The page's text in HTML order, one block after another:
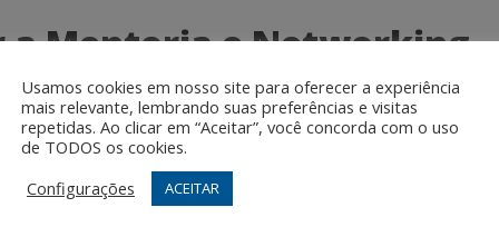
a Mentoria e Networking
em PMEs, é importante manter uma postura aberta e
constantemente novas oportunidades de crescimento e
Usamos cookies em nosso site para oferecer a experiência
mais relevante, lembrando suas preferências e visitas
repetidas. Ao clicar em “Aceitar”, você concorda com o uso
de TODOS os cookies.
Configurações
ACEITAR